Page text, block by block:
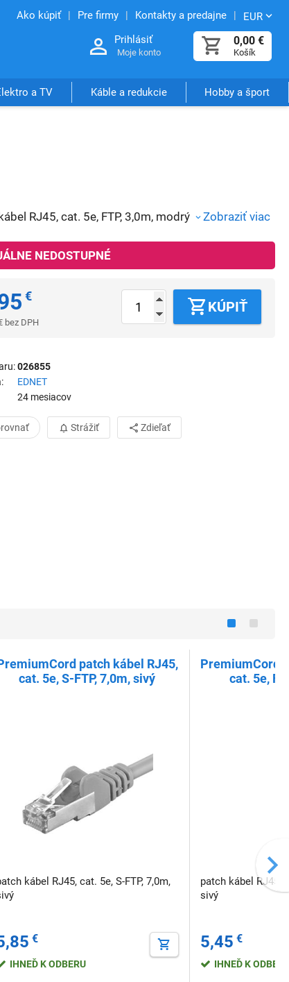
Ako kúpiť Pre firmy Kontakty a predajne EUR
0,00 €
Košík
Prihlásiť
Moje konto
a TV Káble a redukcie Hobby a šport
RJ45, cat. 5e, FTP, 3,0m, modrý Zobraziť viac
NEDOSTUPNÉ
€
bez DPH
KÚPIŤ
026855
EDNET
24 mesiacov
Strážiť Zdieľať
patch kábel RJ45,
cat. 5e, S-FTP, 7,0m, sivý
kábel RJ45, cat. 5e, S-FTP, 7,0m,
€
IHNEĎ K ODBERU
PremiumCord
cat. 5e,
patch kábel RJ45,
sivý
5,45 €
IHNEĎ K